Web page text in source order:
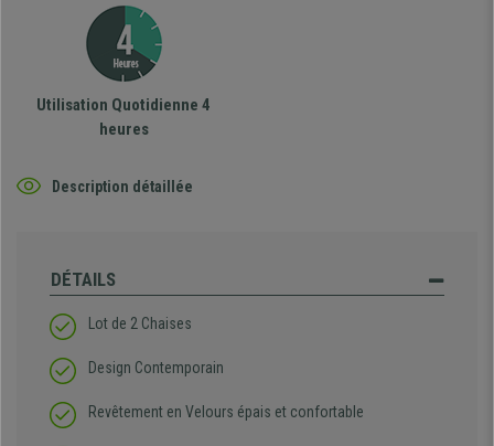
Utilisation Quotidienne 4
heures
Description détaillée
DÉTAILS
Lot de 2 Chaises
Design Contemporain
Revêtement en Velours épais et confortable